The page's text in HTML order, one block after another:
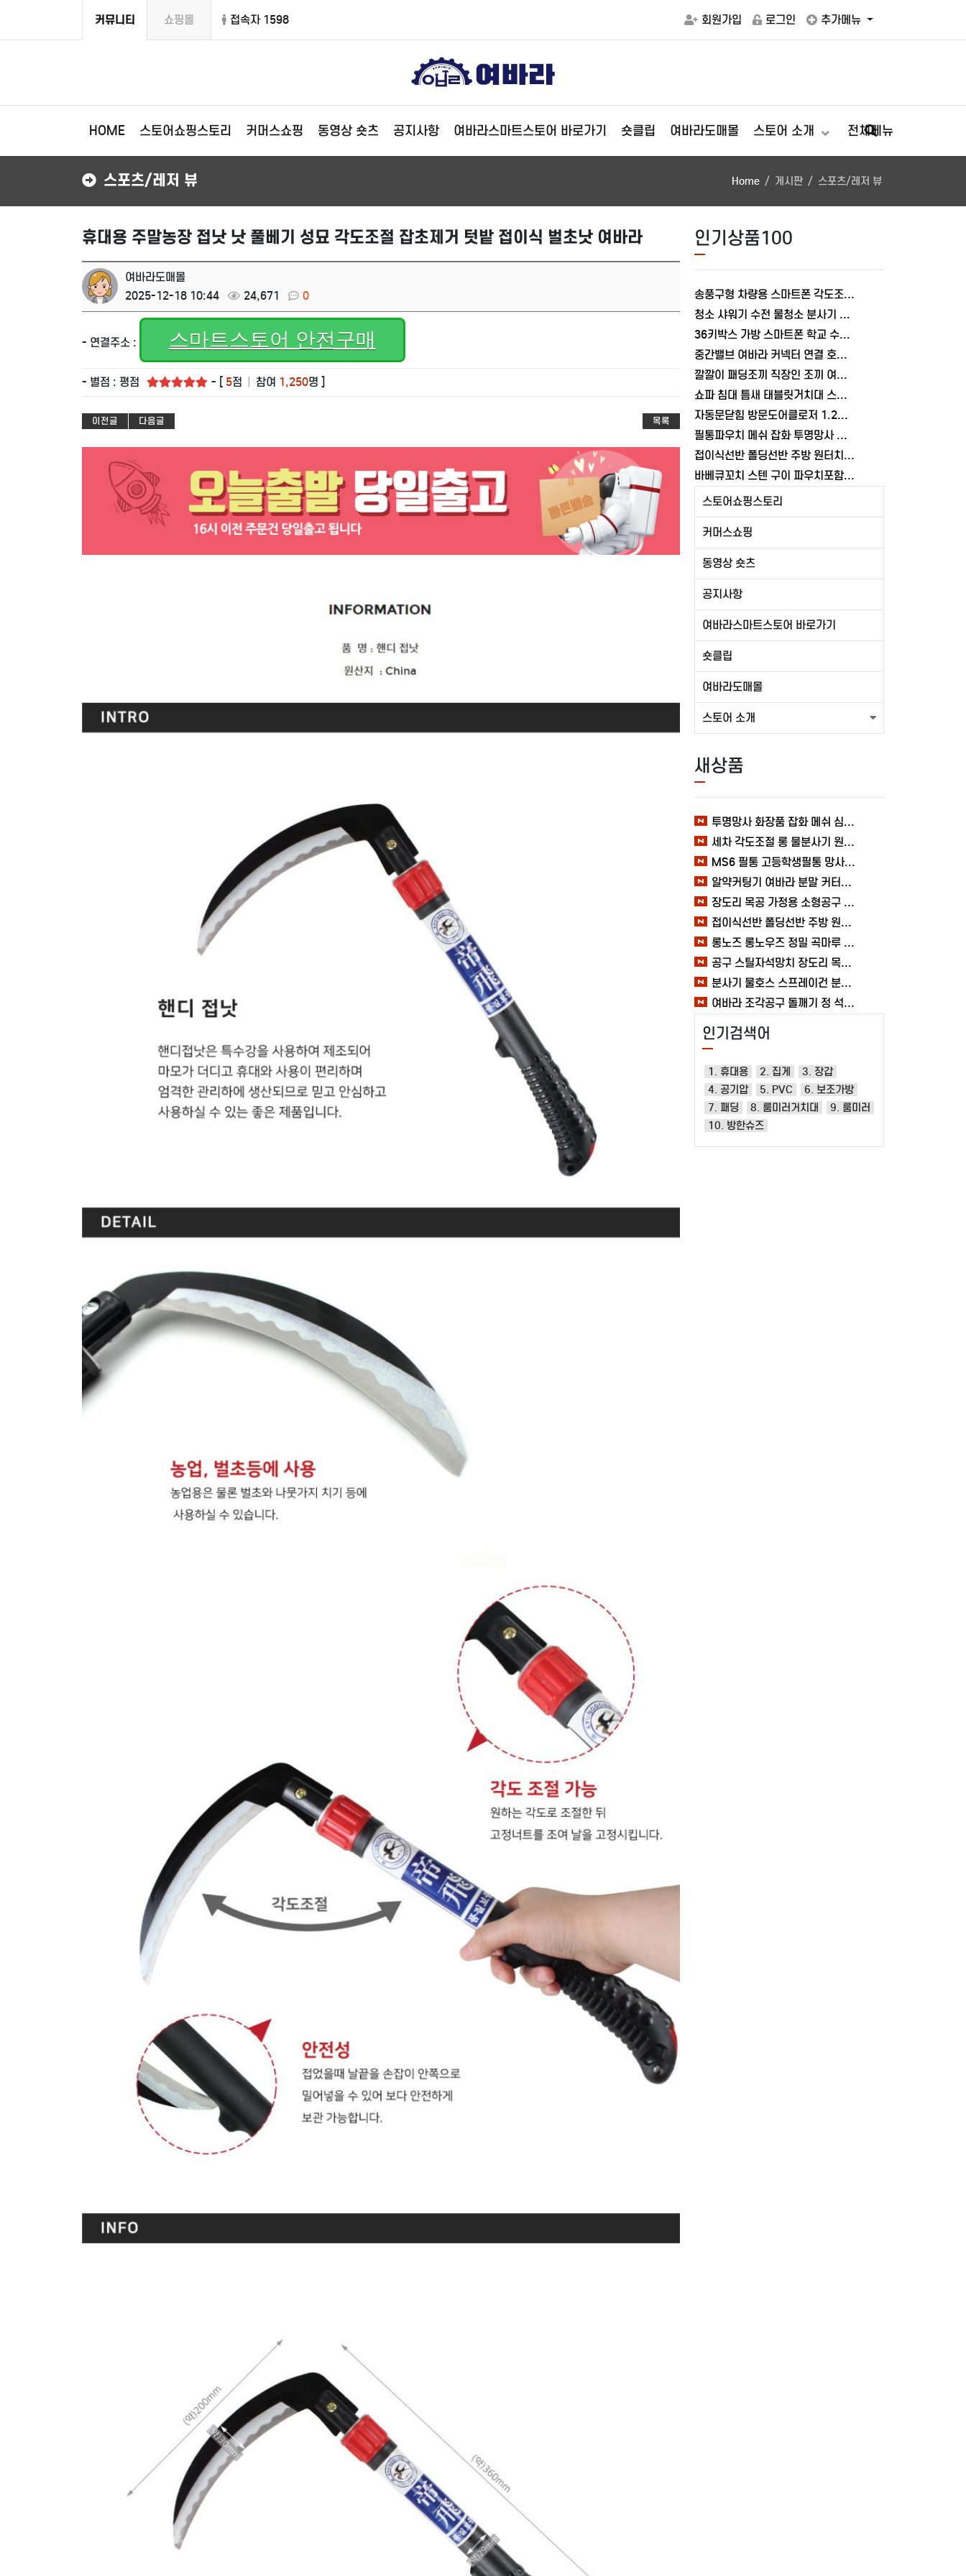
커뮤니티 쇼핑몰 접속자 1598 회원가입 로그인 추가메뉴
HOME 스토어쇼핑스토리 커머스쇼핑 동영상 숏츠 공지사항 여바라스마트스토어 바로가기 숏클립 여바라도매몰 스토어 소개 전체메뉴
스포츠/레저 뷰 Home 게시판 스포츠/레저 뷰
휴대용 주말농장 접낫 낫 풀베기 성묘 각도조절 잡초제거 텃밭 접이식 벌초낫 여바라
여바라도매몰
2025-12-18 10:44
24,671 0
- 연결주소 : 스마트스토어 안전구매
- 별점 : 평점 - [ 5점 참여 1,250명 ]
이전글 다음글 목록
인기상품100
송풍구형 차량용 스마트폰 각도조절 충전거치대 폴드거치대 여바라
청소 샤워기 수전 물청소 분사기 베란다 미니건 욕실 변기 세트 여바라
36키박스 가방 스마트폰 학교 수거함 보관함 케이스 휴대폰 학원 여바라
중간밸브 여바라 커넥터 연결 호스 배관 물호스 원터치 부속 잠금 어댑터
깔깔이 패딩조끼 직장인 조끼 여바라 보온 남녀공용 얇은 패딩 정장 경량
쇼파 침대 틈새 태블릿거치대 스탠드 핸드폰거치대 360도 회전 각도조절
자동문닫힘 방문도어클로저 1.2mm 무타공 와이어 미닫이 슬라이딩 열림방지 중문
필통파우치 메쉬 잡화 투명망사 심플 화장품 여바라
접이식선반 폴딩선반 주방 원터치 여바라 4단, 이동식 베란다 팬트리 72x34x126.5cm, 수납 블랙
바베큐꼬치 스텐 구이 파우치포함 양꼬치 쇠꼬챙이 보관 캠핑 세트 10개
스토어쇼핑스토리
커머스쇼핑
동영상 숏츠
공지사항
여바라스마트스토어 바로가기
숏클립
여바라도매몰
스토어 소개
새상품
투명망사 화장품 잡화 메쉬 심플 여바라 필통파우치
세차 각도조절 롱 물분사기 원예 여바라 스프레이건 분사기
MS6 필통 고등학생필통 망사 여바라 투명 다용도 메쉬 파우치
알약커팅기 여바라 분말 커터기 절단기 분쇄기 보관함 알약가위
장도리 목공 가정용 소형공구 캠핑 손망치 휴대용 미니망치 여바라
접이식선반 폴딩선반 주방 원터치 여바라 4단, 이동식 베란다 팬트리 72x34x126.5cm, 수납 블랙
롱노즈 롱노우즈 정밀 곡마루 공구용품 작업 케이블 조립 여바라 공예 전선
공구 스틸자석망치 장도리 목공 쇠망치 캠핑 목수 가정용 빠루 여바라
분사기 물호스 스프레이건 분사건 청소 베란다 대형 원예용 수도 욕실 여바라
여바라 조각공구 돌깨기 정 석공 250x16mm 조각정 송곳형 손보호
인기검색어
1. 휴대용 2. 집게
3. 장갑
4. 공기압
5. PVC
6. 보조가방
7. 패딩
8. 룸미러거치대
9. 룸미러
10. 방한슈즈